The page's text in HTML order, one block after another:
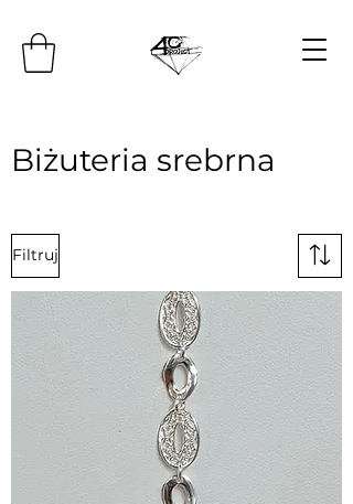
Biżuteria srebrna
Filtruj